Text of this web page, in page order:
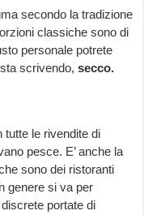
secondo la tradizione
classiche sono di
personale potrete
sta scrivendo,secco.
tutte le rivendite di
pesce. E’ anche la
sono dei ristoranti
genere si va per
portate di